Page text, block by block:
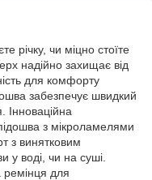
річку, чи міцно стоїте
надійно захищає від
для комфорту
забезпечує швидкий
Інноваційна
з мікроламелями
з винятковим
у воді, чи на суші.
ремінця для